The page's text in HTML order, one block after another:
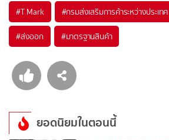
#T Mark #กรมส่งเสริมการค้าระหว่างประเทศ
#ส่งออก #มาตรฐานสินค้า
ยอดนิยมในตอนนี้